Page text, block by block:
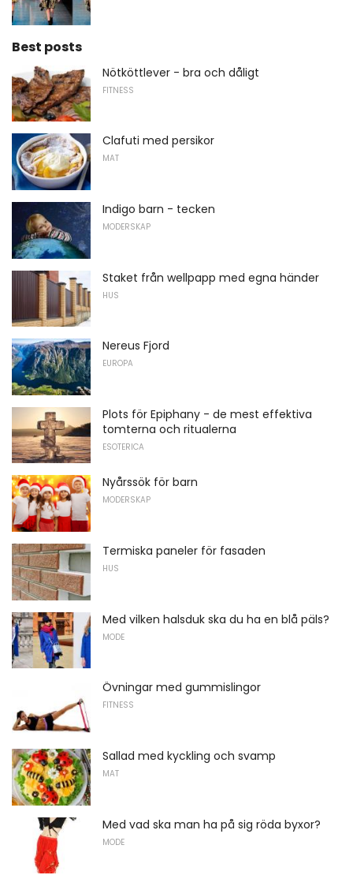
Best posts
Nötköttlever - bra och dåligt
FITNESS
Clafuti med persikor
MAT
Indigo barn - tecken
MODERSKAP
Staket från wellpapp med egna händer
HUS
Nereus Fjord
EUROPA
Plots för Epiphany - de mest effektiva
tomterna och ritualerna
ESOTERICA
Nyårssök för barn
MODERSKAP
Termiska paneler för fasaden
HUS
Med vilken halsduk ska du ha en blå päls?
MODE
Övningar med gummislingor
FITNESS
Sallad med kyckling och svamp
MAT
Med vad ska man ha på sig röda byxor?
MODE